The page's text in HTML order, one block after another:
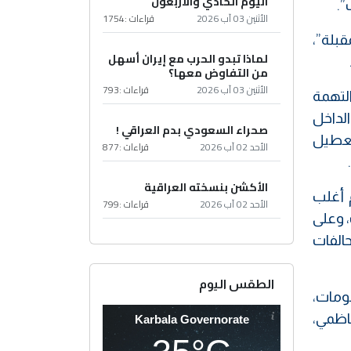
تعطيل
بعد عام 2003، حيث تقوم أغلب
وعلى
الأثنين 03 آب 2026 قراءات :1754
لماذا تبدو الحرب مع إيران أسهل
من التفاوض معها؟
الأثنين 03 آب 2026 قراءات :793
صحراء السعودي بدم العراقي !
الأحد 02 آب 2026 قراءات :877
الأكشن بنسخته العراقية
الأحد 02 آب 2026 قراءات :799
الطقس اليوم
Karbala Governorate